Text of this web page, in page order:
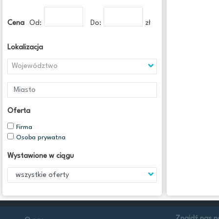
Cena Od: Do: zł
Lokalizacja
Województwo
Oferta
Firma
Osoba prywatna
Wystawione w ciągu